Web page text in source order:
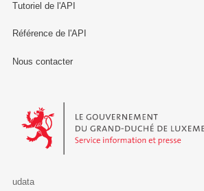
Tutoriel de l'API
Référence de l'API
Nous contacter
Le Gouvernement du Grand-Duché de
udata